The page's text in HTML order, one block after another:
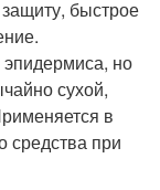
быстрое
но
сухой,
в
средства при